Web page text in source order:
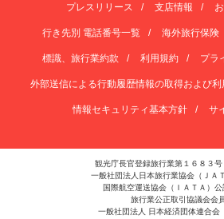
プレスリリース 支店情報
行き先別 電話番号一覧 海外旅行保険
標識、旅行業約款 利用規約 プラ
外部送信による行動履歴情報の取得および
情報セキュリティ基本方針 サ
観光庁長官登録旅行業第１６８３号
一般社団法人日本旅行業協会（ＪＡ
国際航空運送協会（ＩＡＴＡ）
旅行業公正取引協議会会
一般社団法人 日本経済団体連合会